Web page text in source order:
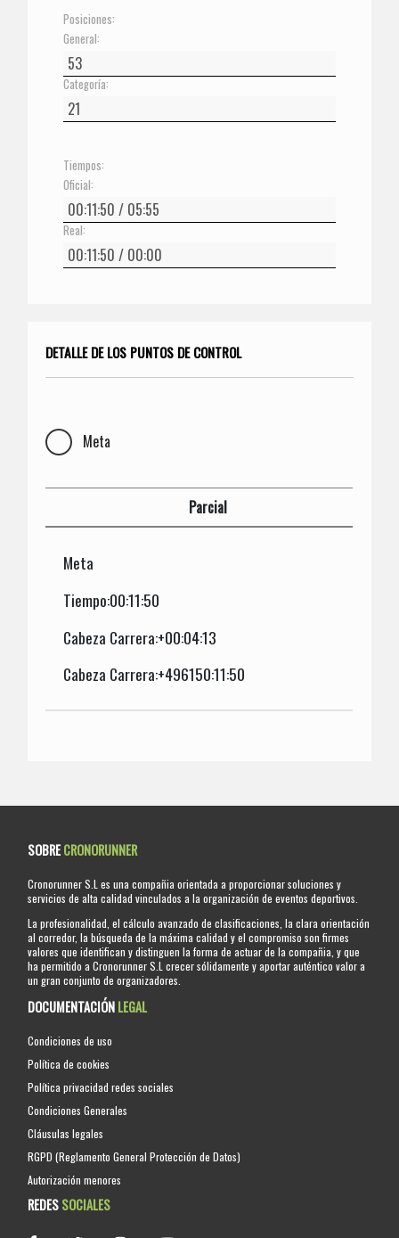
Posiciones:
General:
Categoría:
Tiempos:
Oficial:
Real:
DETALLE DE LOS PUNTOS DE CONTROL
Meta
Parcial
Meta
Tiempo:00:11:50
Cabeza Carrera:+00:04:13
Cabeza Carrera:+496150:11:50
SOBRECRONORUNNER
Cronorunner S.L es una compañia orientada a proporcionar soluciones y
servicios de alta calidad vinculados a la organización de eventos deportivos.
La profesionalidad, el cálculo avanzado de clasificaciones, la clara orientación
al corredor, la búsqueda de la máxima calidad y el compromiso son firmes
valores que identifican y distinguen la forma de actuar de la compañia, y que
ha permitido a Cronorunner S.L crecer sólidamente y aportar auténtico valor a
un gran conjunto de organizadores.
DOCUMENTACIÓNLEGAL
Condiciones de uso
Política de cookies
Política privacidad redes sociales
Condiciones Generales
Cláusulas legales
RGPD (Reglamento General Protección de Datos)
Autorización menores
REDESSOCIALES